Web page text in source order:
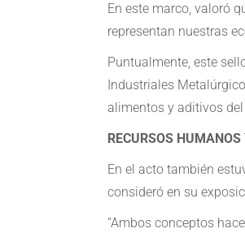
En este marco, valoró
representan nuestras
Puntualmente, este
Industriales
alimentos y aditivos
RECURSOS
En el acto también
consideró en su
“Ambos conceptos